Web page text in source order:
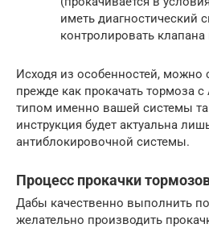
иметь диагностический
контролировать клапана
Исходя из особенностей, можно
прежде как прокачать тормоза
типом именно вашей системы
инструкция будет актуальна
антиблокировочной системы.
Процесс прокачки
Дабы качественно выполнить
желательно производить